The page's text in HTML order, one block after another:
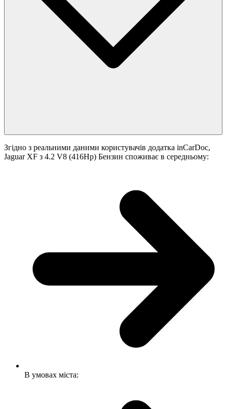
Згідно з реальними даними користувачів додатка inCarDoc,
Jaguar XF з 4.2 V8 (416Hp) Бензин споживає в середньому:
В умовах міста: